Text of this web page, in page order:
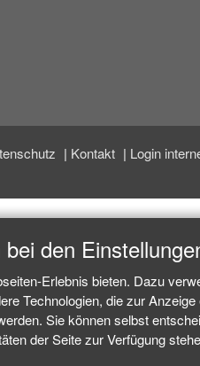
Kontakt Login
den
Erlebnis bieten. Dazu
Technologien, die zur
Sie können selbst
der Seite zur Verfügung